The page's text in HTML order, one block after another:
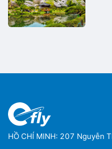
HỒ CHÍ MINH: 207 Nguyễn